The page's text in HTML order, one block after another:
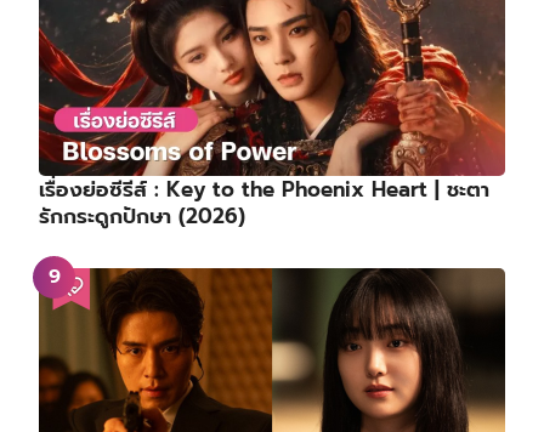
เรื่องย่อซีรีส์ : Key to the Phoenix Heart | ชะตา
รักกระดูกปักษา (2026)